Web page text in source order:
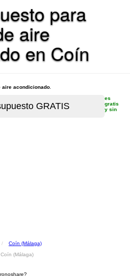
para
aire
en Coín
aire acondicionado
es
gratis
y sin
Coín (Málaga)
(Málaga)